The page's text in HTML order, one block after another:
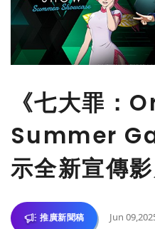
《七大罪：
Summer
示全新宣傳
推廣新聞稿 Jun